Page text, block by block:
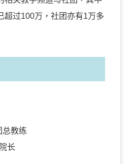
超过100万，社团亦有1万多
总教练
长